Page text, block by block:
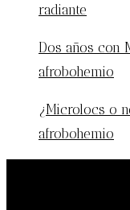
radiante
Dos años con
afrobohemio
¿Microlocs o
afrobohemio